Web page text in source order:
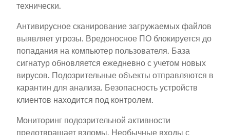
технически.
Антивирусное сканирование загружаемых файлов
выявляет угрозы. Вредоносное ПО блокируется до
попадания на компьютер пользователя. База
сигнатур обновляется ежедневно с учетом новых
вирусов. Подозрительные объекты отправляются в
карантин для анализа. Безопасность устройств
клиентов находится под контролем.
Мониторинг подозрительной активности
предотвращает взломы. Необычные входы с